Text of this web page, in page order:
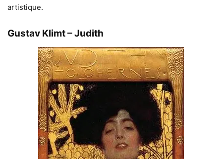
artistique.
Gustav Klimt – Judith